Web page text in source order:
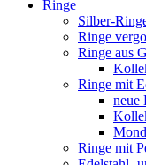
Ringe
Silber-
Ringe
Ringe aus
Ringe mit
neue
Ringe mit